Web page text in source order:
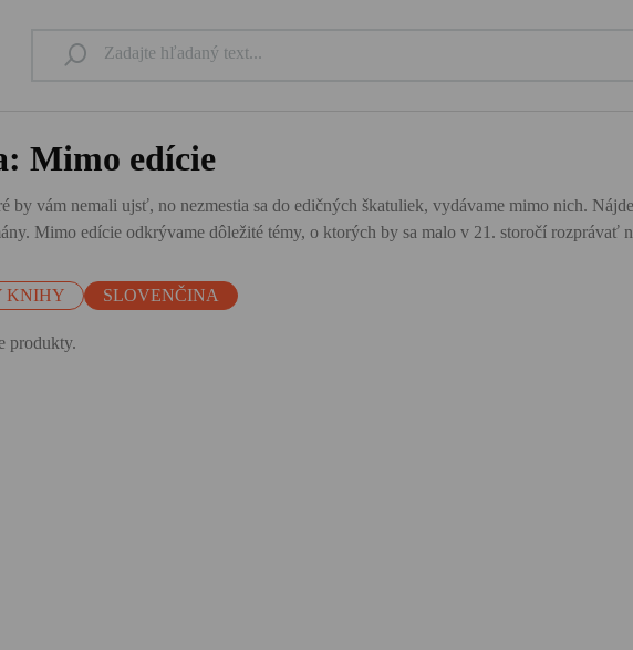
Mimo edície
by vám nemali ujsť, no nezmestia sa do edičných škatuliek, vydávame mimo nich.
Mimo edície odkrývame dôležité témy, o ktorých by sa malo v 21. storočí rozprávať
KNIHY SLOVENČINA
produkty.